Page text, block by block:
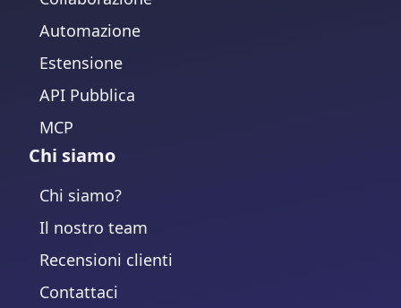
Automazione
Estensione
API Pubblica
MCP
Chi siamo
Chi siamo?
Il nostro team
Recensioni clienti
Contattaci